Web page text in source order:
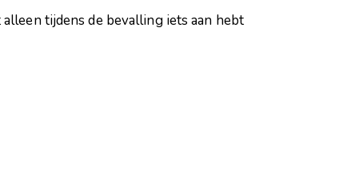
tijdens de bevalling iets aan hebt